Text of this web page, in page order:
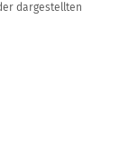
dargestellten